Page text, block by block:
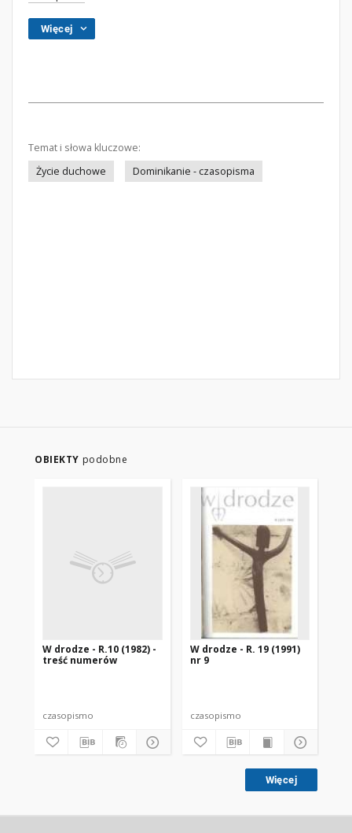
Więcej
Temat i słowa kluczowe:
Życie duchowe
Dominikanie - czasopisma
OBIEKTY podobne
W drodze - R.10 (1982) -
treść numerów
czasopismo
W drodze - R. 19 (1991)
nr 9
czasopismo
Więcej